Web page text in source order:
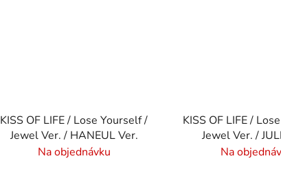
KISS OF LIFE / Lose Yourself /
Jewel Ver. / HANEUL Ver.
Na objednávku
KISS OF LIFE /
Jewel Ver. /
Na